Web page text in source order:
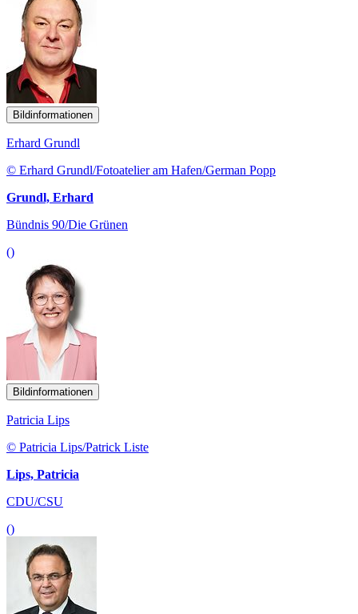
Bildinformationen
Erhard Grundl
© Erhard Grundl/Fotoatelier am Hafen/German Popp
Grundl, Erhard
Bündnis 90/Die Grünen
()
Bildinformationen
Patricia Lips
© Patricia Lips/Patrick Liste
Lips, Patricia
CDU/CSU
()